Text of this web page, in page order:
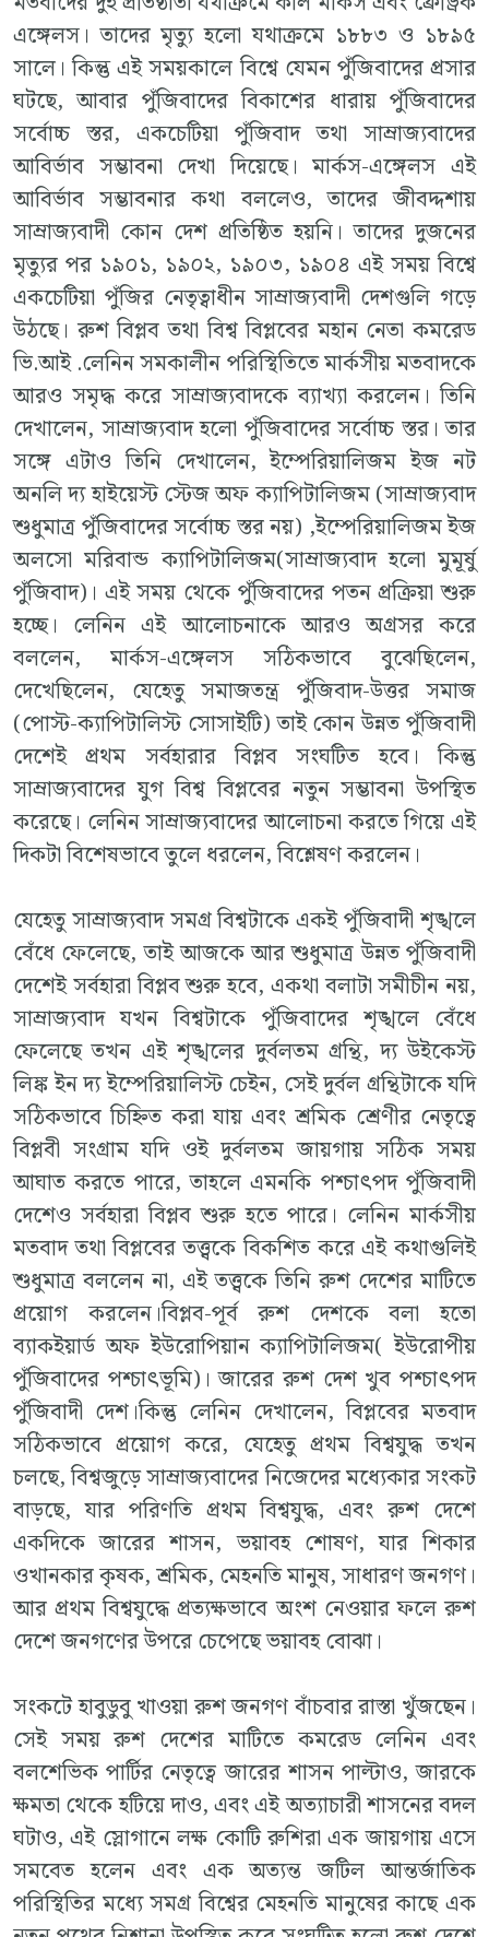
এঙ্গেলস। তাদের মৃত্যু হলো যথাক্রমে ১৮৮৩ ও ১৮৯৫
সালে। কিন্তু এই সময়কালে বিশ্বে যেমন পুঁজিবাদের প্রসার
ঘটছে, আবার পুঁজিবাদের বিকাশের ধারায় পুঁজিবাদের
সর্বোচ্চ স্তর, একচেটিয়া পুঁজিবাদ তথা সাম্রাজ্যবাদের
আবির্ভাব সম্ভাবনা দেখা দিয়েছে। মার্কস-এঙ্গেলস এই
আবির্ভাব সম্ভাবনার কথা বললেও, তাদের জীবদ্দশায়
সাম্রাজ্যবাদী কোন দেশ প্রতিষ্ঠিত হয়নি। তাদের দুজনের
মৃত্যুর পর ১৯০১, ১৯০২, ১৯০৩, ১৯০৪ এই সময় বিশ্বে
একচেটিয়া পুঁজির নেতৃত্বাধীন সাম্রাজ্যবাদী দেশগুলি গড়ে
উঠছে। রুশ বিপ্লব তথা বিশ্ব বিপ্লবের মহান নেতা কমরেড
ভি.আই .লেনিন সমকালীন পরিস্থিতিতে মার্কসীয় মতবাদকে
আরও সমৃদ্ধ করে সাম্রাজ্যবাদকে ব্যাখ্যা করলেন। তিনি
দেখালেন, সাম্রাজ্যবাদ হলো পুঁজিবাদের সর্বোচ্চ স্তর। তার
সঙ্গে এটাও তিনি দেখালেন, ইম্পেরিয়ালিজম ইজ নট
অনলি দ্য হাইয়েস্ট স্টেজ অফ ক্যাপিটালিজম (সাম্রাজ্যবাদ
শুধুমাত্র পুঁজিবাদের সর্বোচ্চ স্তর নয়) ,ইম্পেরিয়ালিজম ইজ
অলসো মরিবান্ড ক্যাপিটালিজম(সাম্রাজ্যবাদ হলো মুমূর্ষু
পুঁজিবাদ)। এই সময় থেকে পুঁজিবাদের পতন প্রক্রিয়া শুরু
হচ্ছে। লেনিন এই আলোচনাকে আরও অগ্রসর করে
বললেন, মার্কস-এঙ্গেলস সঠিকভাবে বুঝেছিলেন,
দেখেছিলেন, যেহেতু সমাজতন্ত্র পুঁজিবাদ-উত্তর সমাজ
(পোস্ট-ক্যাপিটালিস্ট সোসাইটি) তাই কোন উন্নত পুঁজিবাদী
দেশেই প্রথম সর্বহারার বিপ্লব সংঘটিত হবে। কিন্তু
সাম্রাজ্যবাদের যুগ বিশ্ব বিপ্লবের নতুন সম্ভাবনা উপস্থিত
করেছে। লেনিন সাম্রাজ্যবাদের আলোচনা করতে গিয়ে এই
দিকটা বিশেষভাবে তুলে ধরলেন, বিশ্লেষণ করলেন।
যেহেতু সাম্রাজ্যবাদ সমগ্র বিশ্বটাকে একই পুঁজিবাদী শৃঙ্খলে
বেঁধে ফেলেছে, তাই আজকে আর শুধুমাত্র উন্নত পুঁজিবাদী
দেশেই সর্বহারা বিপ্লব শুরু হবে, একথা বলাটা সমীচীন নয়,
সাম্রাজ্যবাদ যখন বিশ্বটাকে পুঁজিবাদের শৃঙ্খলে বেঁধে
ফেলেছে তখন এই শৃঙ্খলের দুর্বলতম গ্রন্থি, দ্য উইকেস্ট
লিঙ্ক ইন দ্য ইম্পেরিয়ালিস্ট চেইন, সেই দুর্বল গ্রন্থিটাকে যদি
সঠিকভাবে চিহ্নিত করা যায় এবং শ্রমিক শ্রেণীর নেতৃত্বে
বিপ্লবী সংগ্রাম যদি ওই দুর্বলতম জায়গায় সঠিক সময়
আঘাত করতে পারে, তাহলে এমনকি পশ্চাৎপদ পুঁজিবাদী
দেশেও সর্বহারা বিপ্লব শুরু হতে পারে। লেনিন মার্কসীয়
মতবাদ তথা বিপ্লবের তত্ত্বকে বিকশিত করে এই কথাগুলিই
শুধুমাত্র বললেন না, এই তত্ত্বকে তিনি রুশ দেশের মাটিতে
প্রয়োগ করলেন।বিপ্লব-পূর্ব রুশ দেশকে বলা হতো
ব্যাকইয়ার্ড অফ ইউরোপিয়ান ক্যাপিটালিজম( ইউরোপীয়
পুঁজিবাদের পশ্চাৎভূমি)। জারের রুশ দেশ খুব পশ্চাৎপদ
পুঁজিবাদী দেশ।কিন্তু লেনিন দেখালেন, বিপ্লবের মতবাদ
সঠিকভাবে প্রয়োগ করে, যেহেতু প্রথম বিশ্বযুদ্ধ তখন
চলছে, বিশ্বজুড়ে সাম্রাজ্যবাদের নিজেদের মধ্যেকার সংকট
বাড়ছে, যার পরিণতি প্রথম বিশ্বযুদ্ধ, এবং রুশ দেশে
একদিকে জারের শাসন, ভয়াবহ শোষণ, যার শিকার
ওখানকার কৃষক, শ্রমিক, মেহনতি মানুষ, সাধারণ জনগণ।
আর প্রথম বিশ্বযুদ্ধে প্রত্যক্ষভাবে অংশ নেওয়ার ফলে রুশ
দেশে জনগণের উপরে চেপেছে ভয়াবহ বোঝা।
সংকটে হাবুডুবু খাওয়া রুশ জনগণ বাঁচবার রাস্তা খুঁজছেন।
সেই সময় রুশ দেশের মাটিতে কমরেড লেনিন এবং
বলশেভিক পার্টির নেতৃত্বে জারের শাসন পাল্টাও, জারকে
ক্ষমতা থেকে হটিয়ে দাও, এবং এই অত্যাচারী শাসনের বদল
ঘটাও, এই স্লোগানে লক্ষ কোটি রুশিরা এক জায়গায় এসে
সমবেত হলেন এবং এক অত্যন্ত জটিল আন্তর্জাতিক
পরিস্থিতির মধ্যে সমগ্র বিশ্বের মেহনতি মানুষের কাছে এক